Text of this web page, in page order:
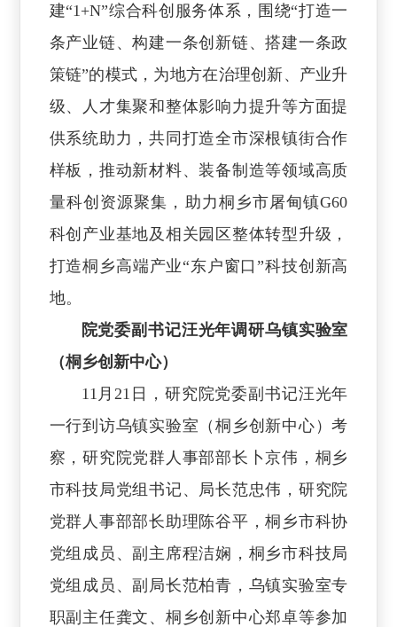
建“1+N”综合科创服务体系，围绕“打造一
条产业链、构建一条创新链、搭建一条政
策链”的模式，为地方在治理创新、产业升
级、人才集聚和整体影响力提升等方面提
供系统助力，共同打造全市深根镇街合作
样板，推动新材料、装备制造等领域高质
量科创资源聚集，助力桐乡市屠甸镇G60
科创产业基地及相关园区整体转型升级，
打造桐乡高端产业“东户窗口”科技创新高
地。
院党委副书记汪光年调研乌镇实验室
（桐乡创新中心）
11月21日，研究院党委副书记汪光年
一行到访乌镇实验室（桐乡创新中心）考
察，研究院党群人事部部长卜京伟，桐乡
市科技局党组书记、局长范忠伟，研究院
党群人事部部长助理陈谷平，桐乡市科协
党组成员、副主席程洁娴，桐乡市科技局
党组成员、副局长范柏青，乌镇实验室专
职副主任龚文、桐乡创新中心郑卓等参加